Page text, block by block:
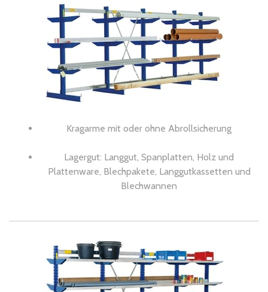
Kragarme mit oder ohne Abrollsicherung
Lagergut: Langgut, Spanplatten, Holz und
Plattenware, Blechpakete, Langgutkassetten und
Blechwannen